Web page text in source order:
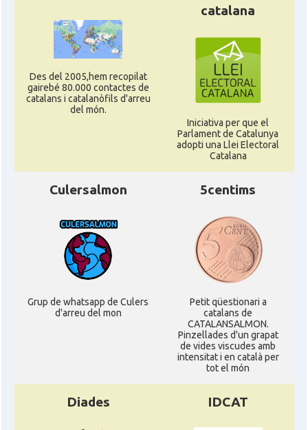
Des del 2005,hem recopilat
gairebé 80.000 contactes de
catalans i catalanòfils d'arreu
del món.
catalana
Iniciativa per que el
Parlament de Catalunya
adopti una Llei Electoral
Catalana
Culersalmon
Grup de whatsapp de Culers
d'arreu del mon
5centims
Petit qüestionari a
catalans de
CATALANSALMON.
Pinzellades d'un grapat
de vides viscudes amb
intensitat i en català per
tot el món
Diades IDCAT